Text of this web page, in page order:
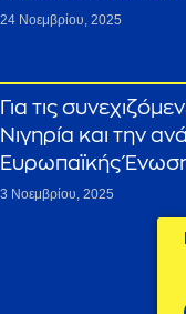
24 Νοεμβρίου, 2025
Για τις
Νιγηρία και την
Ευρωπαϊκής
3 Νοεμβρίου, 2025